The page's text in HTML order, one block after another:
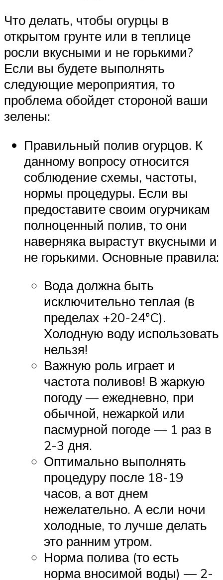
Что делать, чтобы огурцы в
открытом грунте или в теплице
росли вкусными и не горькими?
Если вы будете выполнять
следующие мероприятия, то
проблема обойдет стороной ваши
зелены:
Правильный полив огурцов. К
данному вопросу относится
соблюдение схемы, частоты,
нормы процедуры. Если вы
предоставите своим огурчикам
полноценный полив, то они
наверняка вырастут вкусными и
не горькими. Основные правила:
Вода должна быть
исключительно теплая (в
пределах +20-24°C).
Холодную воду использовать
нельзя!
Важную роль играет и
частота поливов! В жаркую
погоду — ежедневно, при
обычной, нежаркой или
пасмурной погоде — 1 раз в
2-3 дня.
Оптимально выполнять
процедуру после 18-19
часов, а вот днем
нежелательно. А если ночи
холодные, то лучше делать
это ранним утром.
Норма полива (то есть
норма вносимой воды) — 2-